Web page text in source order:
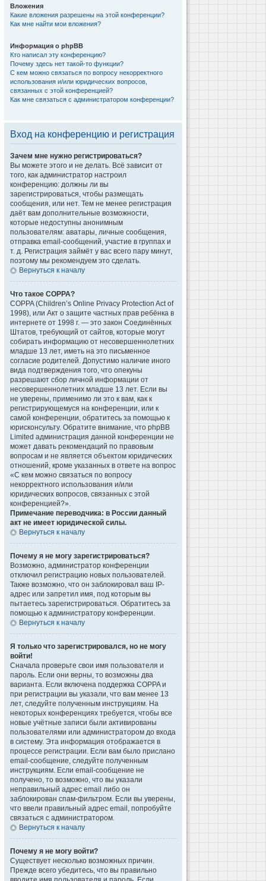
Вложения
Какие вложения разрешены на этой конференции?
Как мне найти мои вложения?
Информация о phpBB
Кто написал эту конференцию?
Почему здесь нет такой-то функции?
С кем можно связаться по вопросу некорректного
использования и/или юридических вопросов,
связанных с этой конференцией?
Как мне связаться с администратором конференции?
Вход на конференцию и регистрация
Зачем мне нужно регистрироваться?
Вы можете этого и не делать. Всё зависит от
того, как администратор настроил
конференцию: должны ли вы
зарегистрироваться, чтобы размещать
сообщения, или нет. Тем не менее регистрация
даёт вам дополнительные возможности,
которые недоступны анонимным
пользователям: аватары, личные сообщения,
отправка email-сообщений, участие в группах и
т. д. Регистрация займёт у вас всего пару минут,
поэтому мы рекомендуем это сделать.
Вернуться к началу
Что такое COPPA?
COPPA (Children’s Online Privacy Protection Act of
1998), или Акт о защите частных прав ребёнка в
интернете от 1998 г. — это закон Соединённых
Штатов, требующий от сайтов, которые могут
собирать информацию от несовершеннолетних
младше 13 лет, иметь на это письменное
согласие родителей. Допустимо наличие иного
вида подтверждения того, что опекуны
разрешают сбор личной информации от
несовершеннолетних младше 13 лет. Если вы
не уверены, применимо ли это к вам, как к
регистрирующемуся на конференции, или к
самой конференции, обратитесь за помощью к
юрисконсульту. Обратите внимание, что phpBB
Limited администрация данной конференции не
может давать рекомендаций по правовым
вопросам и не является объектом юридических
отношений, кроме указанных в ответе на вопрос
«С кем можно связаться по вопросу
некорректного использования и/или
юридических вопросов, связанных с этой
конференцией?».
Примечание переводчика: в России данный
акт не имеет юридической силы.
Вернуться к началу
Почему я не могу зарегистрироваться?
Возможно, администратор конференции
отключил регистрацию новых пользователей.
Также возможно, что он заблокировал ваш IP-
адрес или запретил имя, под которым вы
пытаетесь зарегистрироваться. Обратитесь за
помощью к администратору конференции.
Вернуться к началу
Я только что зарегистрировался, но не могу
войти!
Сначала проверьте свои имя пользователя и
пароль. Если они верны, то возможны два
варианта. Если включена поддержка COPPA и
при регистрации вы указали, что вам менее 13
лет, следуйте полученным инструкциям. На
некоторых конференциях требуется, чтобы все
новые учётные записи были активированы
пользователями или администратором до входа
в систему. Эта информация отображается в
процессе регистрации. Если вам было прислано
email-сообщение, следуйте полученным
инструкциям. Если email-сообщение не
получено, то возможно, что вы указали
неправильный адрес email либо он
заблокирован спам-фильтром. Если вы уверены,
что ввели правильный адрес email, попробуйте
связаться с администратором.
Вернуться к началу
Почему я не могу войти?
Существует несколько возможных причин.
Прежде всего убедитесь, что вы правильно